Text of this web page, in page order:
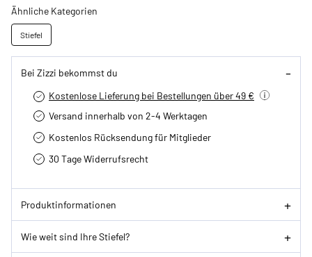
Ähnliche Kategorien
Stiefel
Bei Zizzi bekommst du
Kostenlose Lieferung bei Bestellungen über 49 €
Versand innerhalb von 2-4 Werktagen
Kostenlos Rücksendung für Mitglieder
30 Tage Widerrufsrecht
Produktinformationen
Wie weit sind Ihre Stiefel?